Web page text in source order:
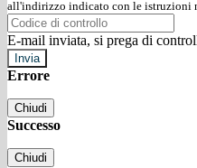
all'indirizzo indicato con le istruzioni
E-mail inviata, si prega di
Errore
Chiudi
Successo
Chiudi